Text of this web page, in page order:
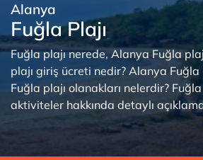
Alanya
Fuğla Plajı
Fuğla plajı nerede, Alanya Fuğla
plajı giriş ücreti nedir? Alanya Fuğla
Fuğla plajı olanakları nelerdir?
aktiviteler hakkında detaylı